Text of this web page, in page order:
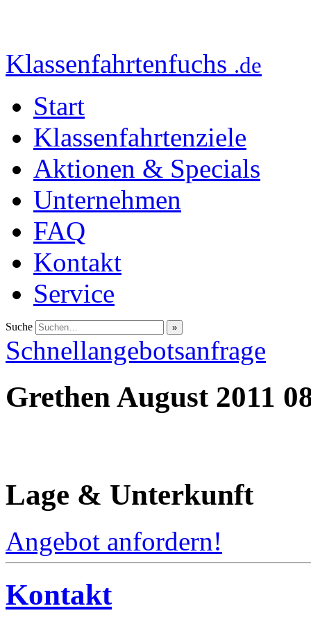
Klassenfahrtenfuchs .de
Start
Klassenfahrtenziele
Aktionen & Specials
Unternehmen
FAQ
Kontakt
Service
Suche
Schnellangebotsanfrage
Grethen August 2011
Lage & Unterkunft
Angebot anfordern!
Kontakt